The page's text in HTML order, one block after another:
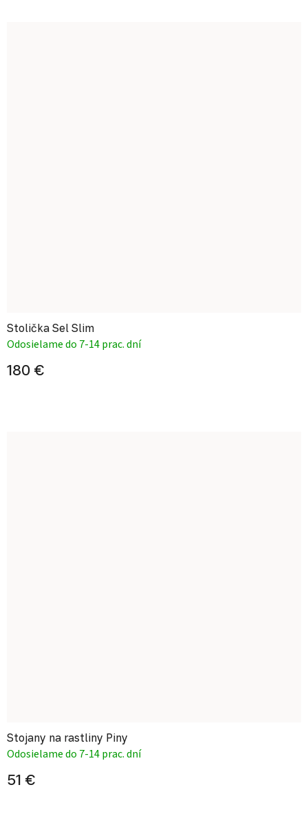
Stolička Sel Slim
Odosielame do 7-14 prac. dní
180 €
Stojany na rastliny Piny
Odosielame do 7-14 prac. dní
51 €